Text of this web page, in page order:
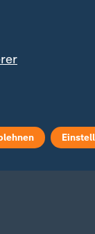
vor Gericht